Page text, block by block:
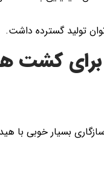
تولید گسترده داشت.
برای کشت
بسیار خوبی با